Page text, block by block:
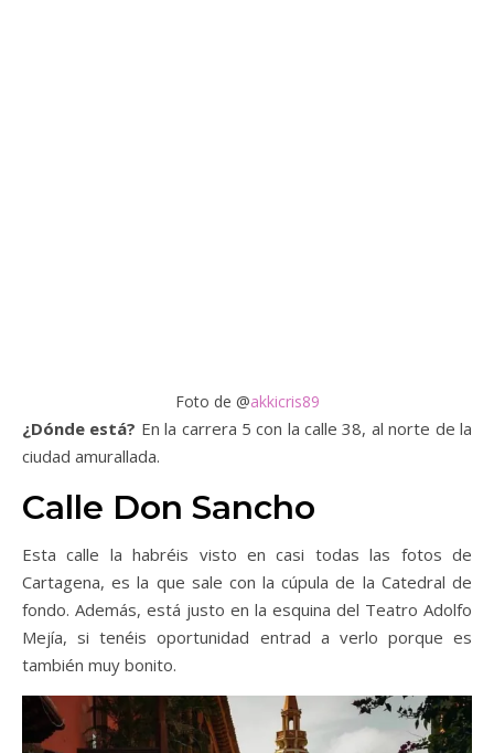
Foto de @akkicris89
¿Dónde está? En la carrera 5 con la calle 38, al norte de la
ciudad amurallada.
Calle Don Sancho
Esta calle la habréis visto en casi todas las fotos de
Cartagena, es la que sale con la cúpula de la Catedral de
fondo. Además, está justo en la esquina del Teatro Adolfo
Mejía, si tenéis oportunidad entrad a verlo porque es
también muy bonito.